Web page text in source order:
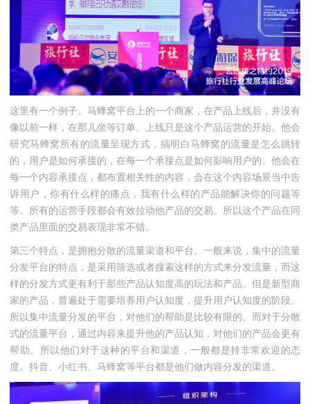
这里有一个例子。马蜂窝平台上的一个商家，在产品上线后，并没有
像以前一样，在那儿坐等订单。上线只是这个产品运营的开始。他会
研究马蜂窝所有的流量呈现方式，搞明白马蜂窝的流量是怎么跳转
的，用户是如何承接的，在每一个承接点是如何影响用户的。他会在
每一个内容承接点，都布置相关性的内容，会在这个内容场景当中告
诉用户，你有什么样的痛点，我有什么样的产品能解决你的问题等
等。所有的运营手段都会有效拉动他产品的交易。所以这个产品在同
类产品里面的交易表现非常不错。
第三个特点，是拥抱分散的流量渠道和平台。一般来说，集中的流量
分发平台的特点，是采用筛选或者搜索这样的方式来分发流量，而这
样的分发方式更有利于那些产品认知度高的玩法和产品。但是新型商
家的产品，普遍处于需要培养用户认知度，提升用户认知度的阶段。
所以集中流量分发的平台，对他们的帮助是比较有限的。而对于分散
式的流量平台，通过内容来提升他的产品认知，对他们的产品会更有
帮助。所以他们对于这种的平台和渠道，一般都是持非常欢迎的态
度。抖音、小红书、马蜂窝等平台都是他们做内容分发的渠道。